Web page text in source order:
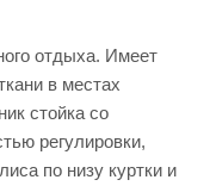
отдыха. Имеет
в местах
стойка со
регулировки,
по низу куртки и